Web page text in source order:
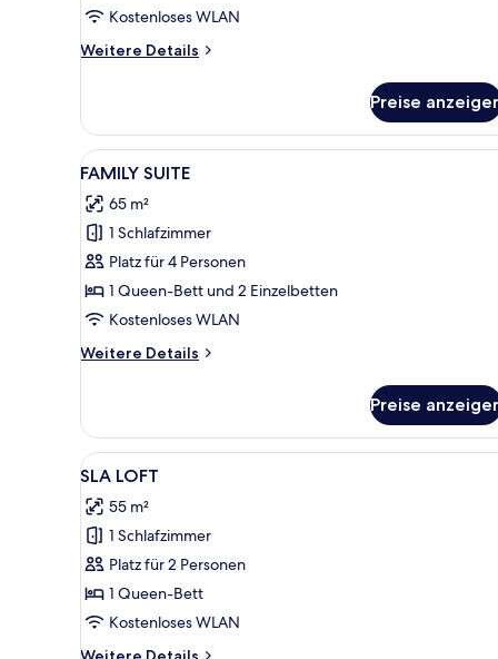
Kostenloses WLAN
Weitere Details
Weitere
Studio
Preise
Alle
Fotos
für
FAMILY
SUITE
anzeigen
FAMILY SUITE |
9
FAMILY SUITE
65 m²
1 Schlafzimmer
Platz für 4 Personen
1 Queen-Bett und 2 Einzelbetten
Kostenloses WLAN
Weitere Details
Weitere
SUITE
Preise
Alle
Fotos
für
SLA
LOFT
anzeigen
Ein modernes Schlafzimmer
14
SLA LOFT
55 m²
1 Schlafzimmer
Platz für 2 Personen
1 Queen-Bett
Kostenloses WLAN
Weitere